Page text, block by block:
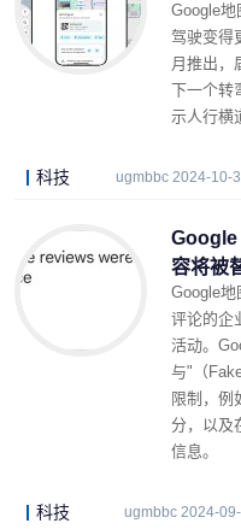
Google地
驾驶变得
月推出，
下一个转
示人行横
科技 ugmbbc 2024-10-
Google
容将被
Google地
评论的企
活动。
与"（
限制 ，例
分，以及
信息。
科技 ugmbbc 2024-